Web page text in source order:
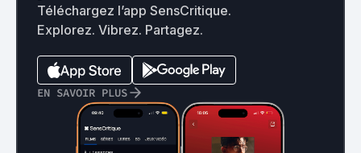
Téléchargez l’app SensCritique.
Explorez. Vibrez. Partagez.
EN SAVOIR PLUS